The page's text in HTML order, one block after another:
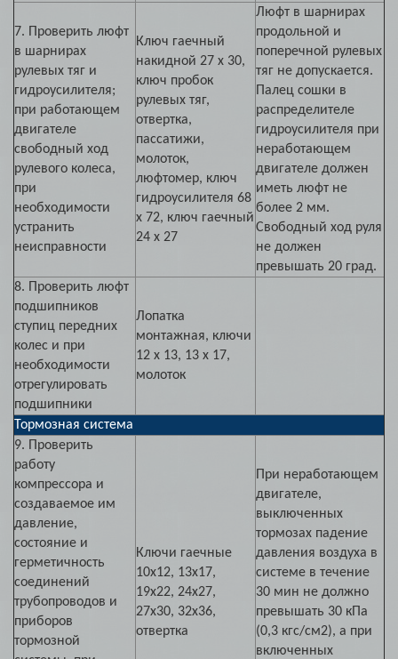
7. Проверить люфт
в шарнирах
рулевых тяг и
гидроусилителя;
при работающем
двигателе
свободный ход
рулевого колеса,
при
необходимости
устранить
неисправности
Ключ гаечный
накидной 27 х 30,
ключ пробок
рулевых тяг,
отвертка,
пассатижи,
молоток,
люфтомер, ключ
гидроусилителя 68
х 72, ключ гаечный
24 х 27
Люфт в шарнирах
продольной и
поперечной рулевых
тяг не допускается.
Палец сошки в
распределителе
гидроусилителя при
неработающем
двигателе должен
иметь люфт не
более 2 мм.
Свободный ход руля
не должен
превышать 20 град.
8. Проверить люфт
подшипников
ступиц передних
колес и при
необходимости
отрегулировать
подшипники
Лопатка
монтажная, ключи
12 х 13, 13 х 17,
молоток
Тормозная система
9. Проверить
работу
компрессора и
создаваемое им
давление,
состояние и
герметичность
соединений
трубопроводов и
приборов
тормозной
Ключи гаечные
10х12, 13x17,
19х22, 24х27,
27х30, 32х36,
отвертка
При неработающем
двигателе,
выключенных
тормозах падение
давления воздуха в
системе в течение
30 мин не должно
превышать 30 кПа
(0,3 кгс/см2), а при
включенных